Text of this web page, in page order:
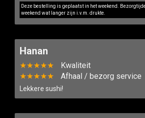
Deze bestelling is geplaatst in het weekend.
weekend wat langer zijn i.v.m. drukte.
Hanan
★★★★★
Kwaliteit
★★★★★
Afhaal / bezorg service
Lekkere sushi!